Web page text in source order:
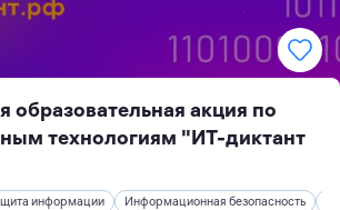
образовательная акция по
технологиям "ИТ-диктант
информации Информационная безопасность